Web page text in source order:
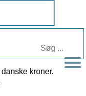
danske kroner.